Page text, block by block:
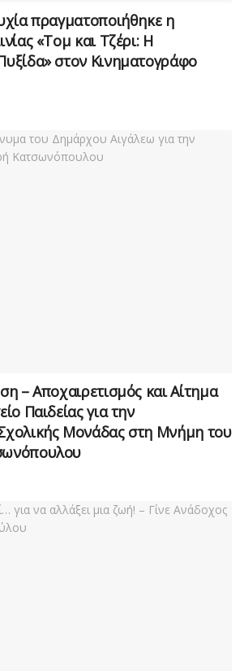
πραγματοποιήθηκε η
«Τομ και Τζέρι: Η
στον Κινηματογράφο
– Αποχαιρετισμός και Αίτημα
Παιδείας για την
Μονάδας στη Μνήμη του